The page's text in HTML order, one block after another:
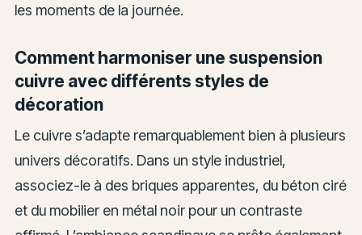
les moments de la journée.
Comment harmoniser une suspension
cuivre avec différents styles de
décoration
Le cuivre s’adapte remarquablement bien à plusieurs
univers décoratifs. Dans un style industriel,
associez-le à des briques apparentes, du béton ciré
et du mobilier en métal noir pour un contraste